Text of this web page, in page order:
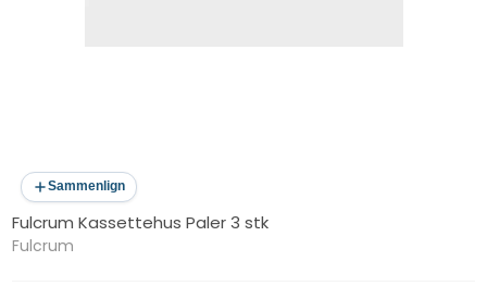
Sammenlign
Fulcrum Kassettehus Paler 3 stk
Fulcrum